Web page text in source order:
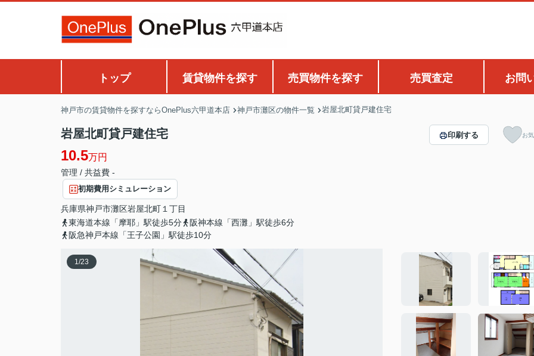
トップ 賃貸物件を探す 売買物件を探す 売買査定 お問
神戸市の賃貸物件を探すならOnePlus六甲道本店 神戸市灘区の物件一覧 岩屋北町貸戸建住宅
岩屋北町貸戸建住宅
10.5万円
管理 / 共益費 -
初期費用シミュレーション
兵庫県神戸市灘区岩屋北町 １丁目
東海道本線「摩耶」駅徒歩5分
阪神本線「西灘」駅徒歩6分
阪急神戸本線「王子公園」駅徒歩10分
印刷する お
1/23